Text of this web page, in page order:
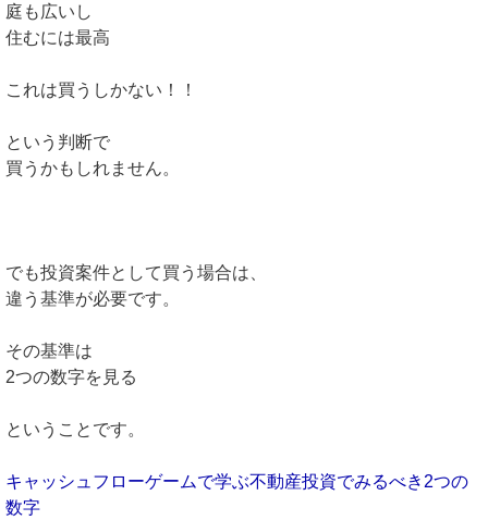
庭も広いし
住むには最高
これは買うしかない！！
という判断で
買うかもしれません。
でも投資案件として買う場合は、
違う基準が必要です。
その基準は
2つの数字を見る
ということです。
キャッシュフローゲームで学ぶ不動産投資でみるべき2つの
数字